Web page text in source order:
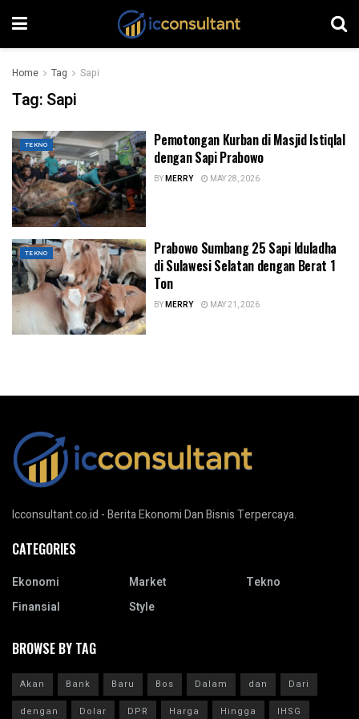
Home Tag Sapi
Tag: Sapi
TEKNO
Pemotongan Kurban di Masjid Istiqlal
dengan Sapi Prabowo
BYMERRY MAY 28, 2026
TEKNO
Prabowo Sumbang 25 Sapi Iduladha
di Sulawesi Selatan dengan Berat 1
Ton
BYMERRY MAY 21, 2026
Icconsultant.co.id - Berita Ekonomi Dan Bisnis Terpercaya.
CATEGORIES
Ekonomi
Finansial
Market
Style
Tekno
BROWSE BY TAG
Akan Bank Baru Bos Dalam dan
Dari
dengan
Dolar DPR Harga Hingga IHSG